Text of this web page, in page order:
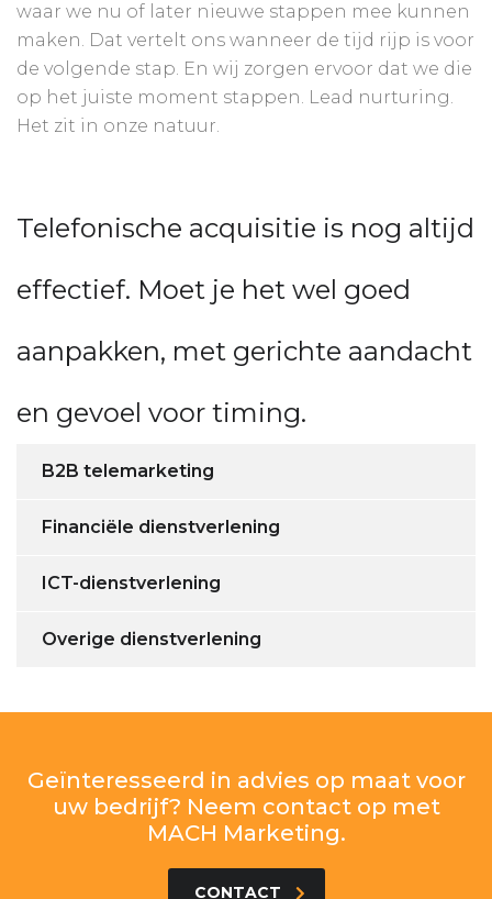
waar we nu of later nieuwe stappen mee kunnen
maken. Dat vertelt ons wanneer de tijd rijp is voor
de volgende stap. En wij zorgen ervoor dat we die
op het juiste moment stappen. Lead nurturing.
Het zit in onze natuur.
Telefonische acquisitie is nog altijd
effectief. Moet je het wel goed
aanpakken, met gerichte aandacht
en gevoel voor timing.
B2B telemarketing
Financiële dienstverlening
ICT-dienstverlening
Overige dienstverlening
Geïnteresseerd in advies op maat voor
uw bedrijf? Neem contact op met
MACH Marketing.
CONTACT